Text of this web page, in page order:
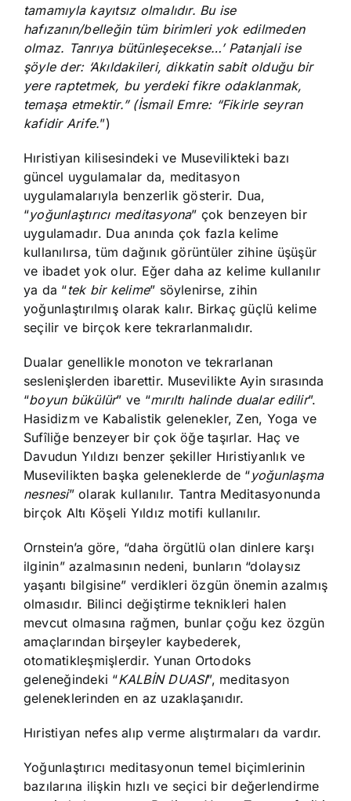
tamamıyla kayıtsız olmalıdır. Bu ise
hafızanın/belleğin tüm birimleri yok edilmeden
olmaz. Tanrıya bütünleşecekse…’ Patanjali ise
şöyle der: ‘Akıldakileri, dikkatin sabit olduğu bir
yere raptetmek, bu yerdeki fikre odaklanmak,
temaşa etmektir.” (İsmail Emre: “Fikirle seyran
kafidir Arife.”)
Hıristiyan kilisesindeki ve Musevilikteki bazı
güncel uygulamalar da, meditasyon
uygulamalarıyla benzerlik gösterir. Dua,
“yoğunlaştırıcı meditasyona” çok benzeyen bir
uygulamadır. Dua anında çok fazla kelime
kullanılırsa, tüm dağınık görüntüler zihine üşüşür
ve ibadet yok olur. Eğer daha az kelime kullanılır
ya da “tek bir kelime” söylenirse, zihin
yoğunlaştırılmış olarak kalır. Birkaç güçlü kelime
seçilir ve birçok kere tekrarlanmalıdır.
Dualar genellikle monoton ve tekrarlanan
seslenişlerden ibarettir. Musevilikte Ayin sırasında
“boyun bükülür” ve “mırıltı halinde dualar edilir”.
Hasidizm ve Kabalistik gelenekler, Zen, Yoga ve
Sufîliğe benzeyer bir çok öğe taşırlar. Haç ve
Davudun Yıldızı benzer şekiller Hıristiyanlık ve
Musevilikten başka geleneklerde de “yoğunlaşma
nesnesi” olarak kullanılır. Tantra Meditasyonunda
birçok Altı Köşeli Yıldız motifi kullanılır.
Ornstein’a göre, “daha örgütlü olan dinlere karşı
ilginin” azalmasının nedeni, bunların “dolaysız
yaşantı bilgisine” verdikleri özgün önemin azalmış
olmasıdır. Bilinci değiştirme teknikleri halen
mevcut olmasına rağmen, bunlar çoğu kez özgün
amaçlarından birşeyler kaybederek,
otomatikleşmişlerdir. Yunan Ortodoks
geleneğindeki “KALBİN DUASI”, meditasyon
geleneklerinden en az uzaklaşanıdır.
Hıristiyan nefes alıp verme alıştırmaları da vardır.
Yoğunlaştırıcı meditasyonun temel biçimlerinin
bazılarına ilişkin hızlı ve seçici bir değerlendirme